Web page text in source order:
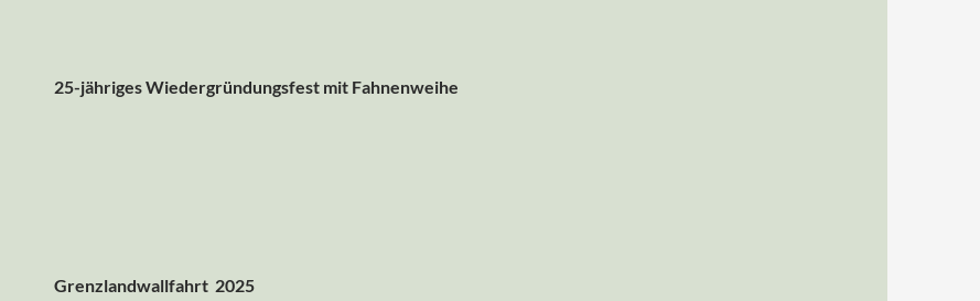
25-jähriges Wiedergründungsfest mit Fahnenweihe
Grenzlandwallfahrt 2025